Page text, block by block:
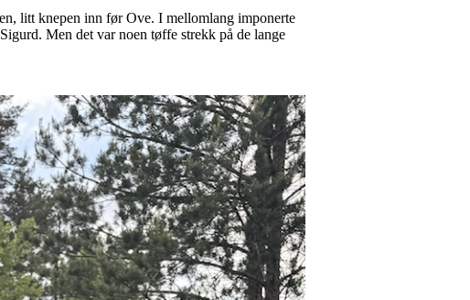
litt knepen inn før Ove. I mellomlang imponerte
Men det var noen tøffe strekk på de lange